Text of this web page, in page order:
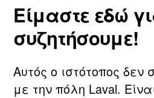
Είμαστε εδώ
συζητήσουμε!
Αυτός ο ιστότοπος
με την πόλη Laval.